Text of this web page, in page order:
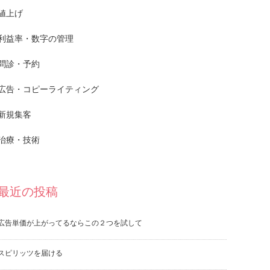
上げ
益率・数字の管理
診・予約
告・コピーライティング
規集客
療・技術
近の投稿
告単価が上がってるならこの２つを試して
ピリッツを届ける